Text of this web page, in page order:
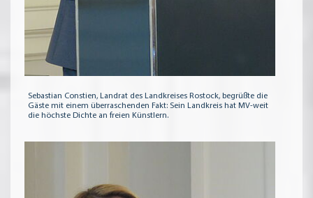
Sebastian Constien, Landrat des Landkreises Rostock, begrüßte die
Gäste mit einem überraschenden Fakt: Sein Landkreis hat MV-weit
die höchste Dichte an freien Künstlern.